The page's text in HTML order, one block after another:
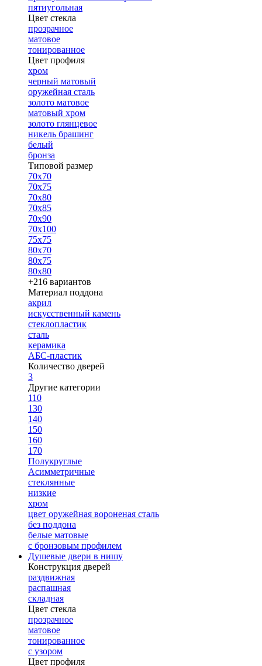
пятиугольная
Цвет стекла
прозрачное
матовое
тонированное
Цвет профиля
хром
черный матовый
оружейная сталь
золото матовое
матовый хром
золото глянцевое
никель брашинг
белый
бронза
Типовой размер
70х70
70х75
70х80
70х85
70х90
70х100
75х75
80х70
80х75
80х80
+216 вариантов
Материал поддона
акрил
искусственный камень
стеклопластик
сталь
керамика
АБС-пластик
Количество дверей
3
Другие категории
110
130
140
150
160
170
Полукруглые
Асимметричные
стеклянные
низкие
хром
цвет оружейная вороненая сталь
без поддона
белые матовые
с бронзовым профилем
Душевые двери в нишу
Конструкция дверей
раздвижная
распашная
складная
Цвет стекла
прозрачное
матовое
тонированное
с узором
Цвет профиля